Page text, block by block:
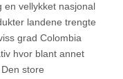
en vellykket nasjonal
landene trengte
grad Colombia
hvor blant annet
store